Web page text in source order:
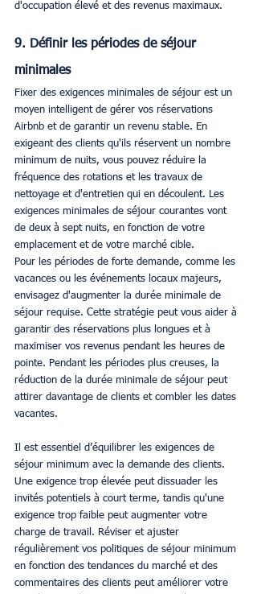
d'occupation élevé et des revenus maximaux.
9. Définir les périodes de séjour
minimales
Fixer des exigences minimales de séjour est un
moyen intelligent de gérer vos réservations
Airbnb et de garantir un revenu stable. En
exigeant des clients qu'ils réservent un nombre
minimum de nuits, vous pouvez réduire la
fréquence des rotations et les travaux de
nettoyage et d'entretien qui en découlent. Les
exigences minimales de séjour courantes vont
de deux à sept nuits, en fonction de votre
emplacement et de votre marché cible.
Pour les périodes de forte demande, comme les
vacances ou les événements locaux majeurs,
envisagez d'augmenter la durée minimale de
séjour requise. Cette stratégie peut vous aider à
garantir des réservations plus longues et à
maximiser vos revenus pendant les heures de
pointe. Pendant les périodes plus creuses, la
réduction de la durée minimale de séjour peut
attirer davantage de clients et combler les dates
vacantes.
Il est essentiel d’équilibrer les exigences de
séjour minimum avec la demande des clients.
Une exigence trop élevée peut dissuader les
invités potentiels à court terme, tandis qu'une
exigence trop faible peut augmenter votre
charge de travail. Réviser et ajuster
régulièrement vos politiques de séjour minimum
en fonction des tendances du marché et des
commentaires des clients peut améliorer votre